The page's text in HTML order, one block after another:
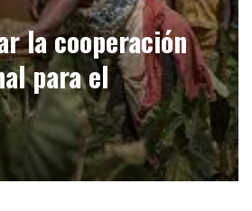
la cooperación
para el